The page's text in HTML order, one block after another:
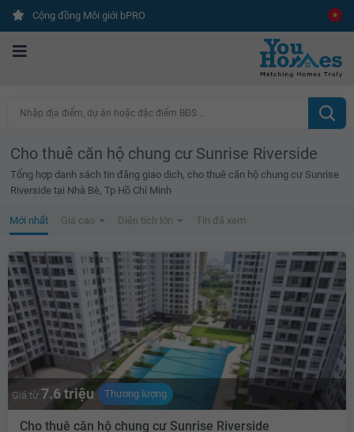
Cộng đồng Môi giới bPRO
Nhập địa điểm, dự án hoặc đặc điểm BĐS ...
Cho thuê căn hộ chung cư Sunrise Riverside
Tổng hợp danh sách tin đăng giao dịch, cho thuê căn hộ chung cư Sunrise
Riverside tại Nhà Bè, Tp Hồ Chí Minh
Mới nhất Giá cao Diện tích lớn Tin đã xem
Giá từ 7.6 triệu Thương lượng
Cho thuê căn hộ chung cư Sunrise Riverside